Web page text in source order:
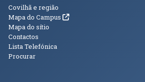
Informações
Covilhã e região
Mapa do Campus (abre em nova janela)
Mapa do sítio
Contactos
Lista Telefónica
Procurar